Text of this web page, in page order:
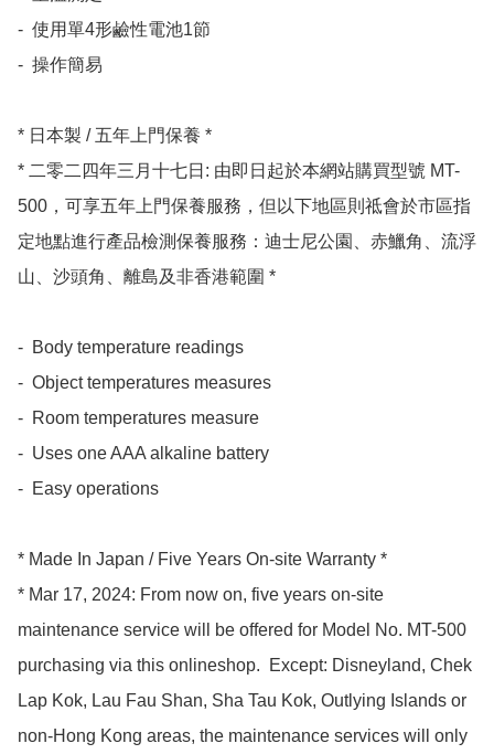
-  使用單4形鹼性電池1節
-  操作簡易
* 日本製 / 五年上門保養 *
* 二零二四年三月十七日: 由即日起於本網站購買型號 MT-
500，可享五年上門保養服務，但以下地區則祗會於市區指
定地點進行產品檢測保養服務：迪士尼公園、赤鱲角、流浮
山、沙頭角、離島及非香港範圍 *
-  Body temperature readings
-  Object temperatures measures
-  Room temperatures measure
-  Uses one AAA alkaline battery
-  Easy operations
* Made In Japan / Five Years On-site Warranty *
* Mar 17, 2024: From now on, five years on-site
maintenance service will be offered for Model No. MT-500
purchasing via this onlineshop.  Except: Disneyland, Chek
Lap Kok, Lau Fau Shan, Sha Tau Kok, Outlying Islands or
non-Hong Kong areas, the maintenance services will only